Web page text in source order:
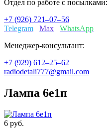
Отдел по работе с посылками:
+7 (926) 721–07–56
Telegram
Max
WhatsApp
Менеджер-консультант:
+7 (929) 612–25–62
radiodetali777@gmail.com
Лампа 6е1п
6 руб.